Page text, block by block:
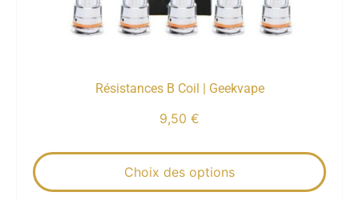
Résistances B Coil | Geekvape
9,50 €
Choix des options